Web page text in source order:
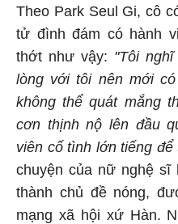
Theo Park Seul Gi, cô
tử đình đám có hành
thớt như vậy: "Tôi nghĩ
lòng với tôi nên mới
không thể quát mắng
cơn thịnh nộ lên đầu
viên cố tình lớn tiếng để
chuyện của nữ nghệ sĩ
thành chủ đề nóng,
mạng xã hội xứ Hàn.